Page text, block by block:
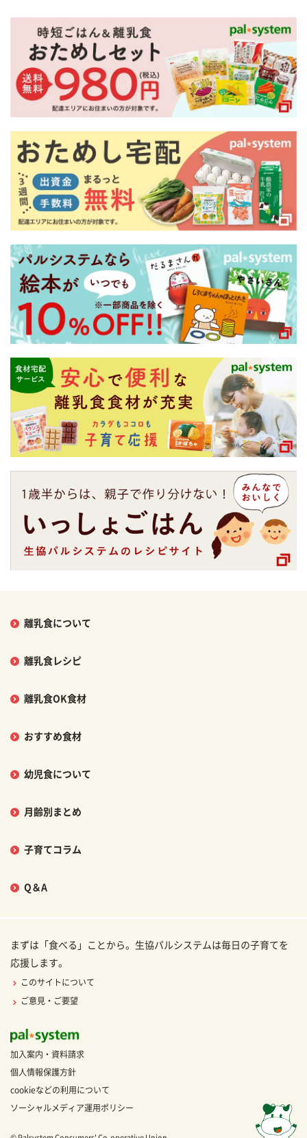
離乳食について
離乳食レシピ
離乳食OK食材
おすすめ食材
幼児食について
月齢別まとめ
子育てコラム
Q＆A
まずは「食べる」ことから。生協パルシステムは毎日の子育てを
応援します。
このサイトについて
ご意見・ご要望
加入案内・資料請求
個人情報保護方針
cookieなどの利用について
ソーシャルメディア運用ポリシー